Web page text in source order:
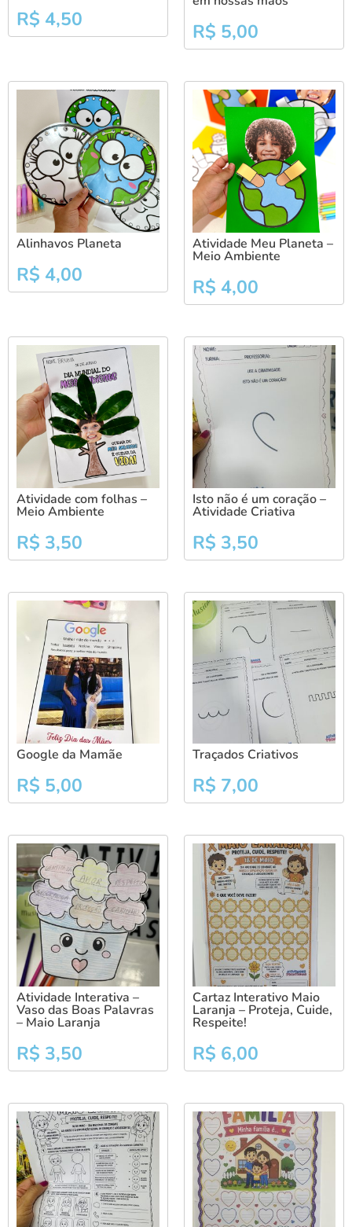
R$ 4,50
R$ 5,00
Alinhavos Planeta
R$ 4,00
Atividade Meu Planeta –
Meio Ambiente
R$ 4,00
Atividade com folhas –
Meio Ambiente
R$ 3,50
Isto não é um coração –
Atividade Criativa
R$ 3,50
Google da Mamãe
R$ 5,00
Traçados Criativos
R$ 7,00
Atividade Interativa –
Vaso das Boas Palavras
– Maio Laranja
R$ 3,50
Cartaz Interativo Maio
Laranja – Proteja, Cuide,
Respeite!
R$ 6,00